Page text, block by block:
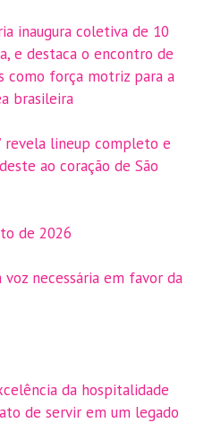
inaugura coletiva de 10
e destaca o encontro de
como força motriz para a
brasileira
revela lineup completo e
ao coração de São
de 2026
necessária em favor da
da hospitalidade
de servir em um legado